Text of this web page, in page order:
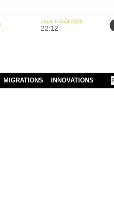
Jeudi 6 Août 2026
22:12
MIGRATIONS INNOVATIONS